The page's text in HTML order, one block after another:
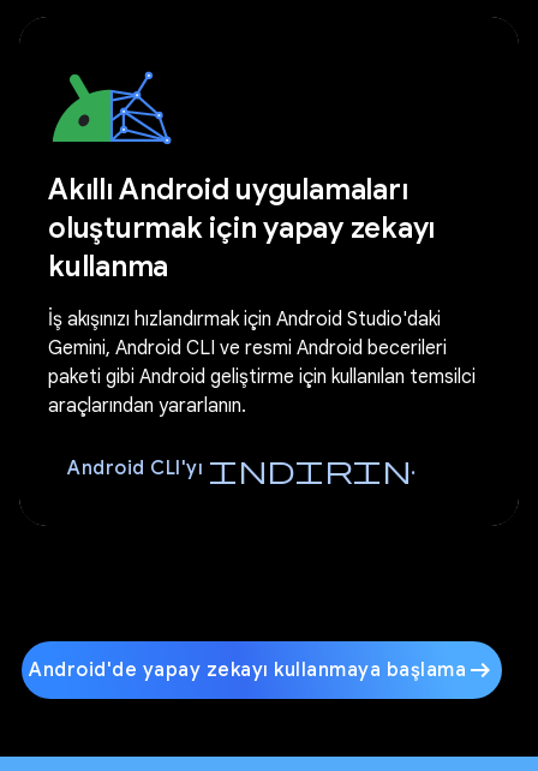
Akıllı Android uygulamaları
oluşturmak için yapay zekayı
kullanma
İş akışınızı hızlandırmak için Android Studio'daki
Gemini, Android CLI ve resmi Android becerileri
paketi gibi Android geliştirme için kullanılan temsilci
araçlarından yararlanın.
Android CLI'yı indirin.
Android'de yapay zekayı kullanmaya başlama arrow_right_alt